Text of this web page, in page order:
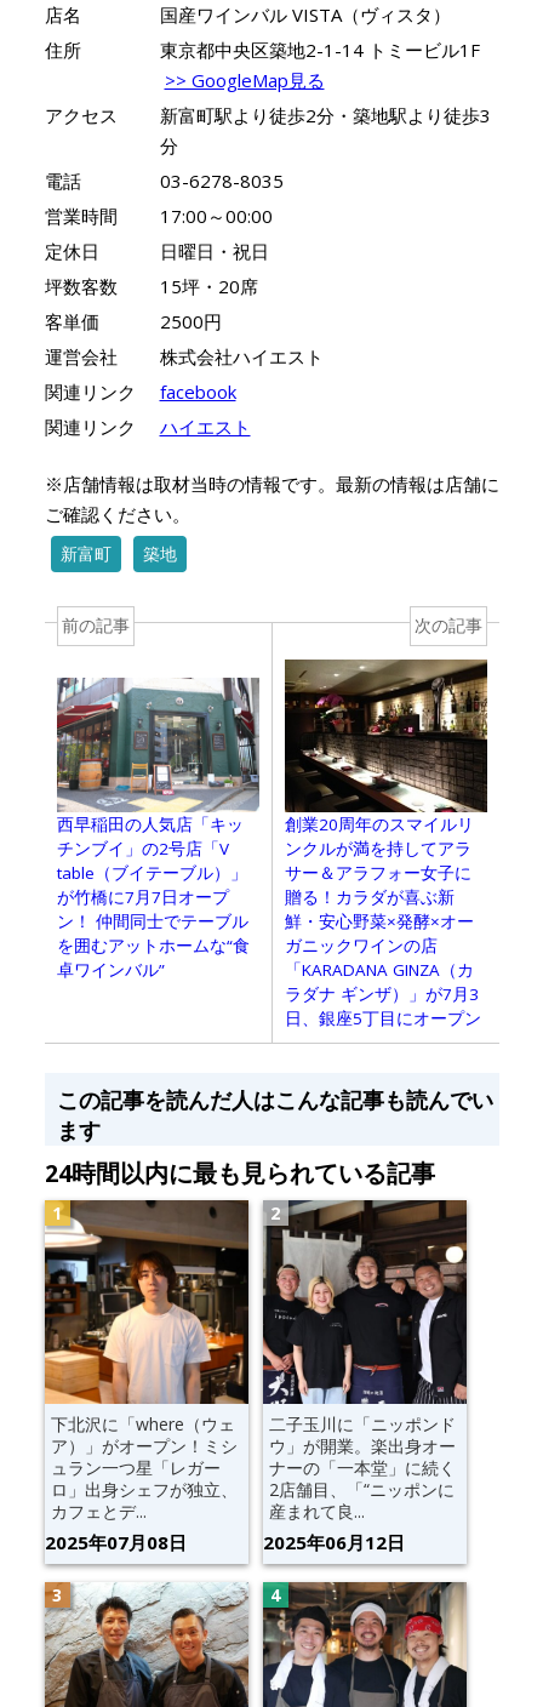
店名
国産ワインバル VISTA（ヴィスタ）
住所
東京都中央区築地2-1-14 トミービル1F
>> GoogleMap見る
アクセス
新富町駅より徒歩2分・築地駅より徒歩3
分
電話
03-6278-8035
営業時間
17:00～00:00
定休日
日曜日・祝日
坪数客数
15坪・20席
客単価
2500円
運営会社
株式会社ハイエスト
関連リンク
facebook
関連リンク
ハイエスト
※店舗情報は取材当時の情報です。最新の情報は店舗に
ご確認ください。
新富町 築地
前の記事
西早稲田の人気店「キッ
チンブイ」の2号店「V
table（ブイテーブル）」
が竹橋に7月7日オープ
ン！ 仲間同士でテーブル
を囲むアットホームな“食
卓ワインバル”
次の記事
創業20周年のスマイルリ
ンクルが満を持してアラ
サー＆アラフォー女子に
贈る！カラダが喜ぶ新
鮮・安心野菜×発酵×オー
ガニックワインの店
「KARADANA GINZA（カ
ラダナ ギンザ）」が7月3
日、銀座5丁目にオープン
この記事を読んだ人はこんな記事も読んでい
ます
24時間以内に最も見られている記事
下北沢に「where（ウェ
ア）」がオープン！ミシ
ュラン一つ星「レガー
ロ」出身シェフが独立、
カフェとデ...
2025年07月08日
二子玉川に「ニッポンド
ウ」が開業。楽出身オー
ナーの「一本堂」に続く
2店舗目、「“ニッポンに
産まれて良...
2025年06月12日